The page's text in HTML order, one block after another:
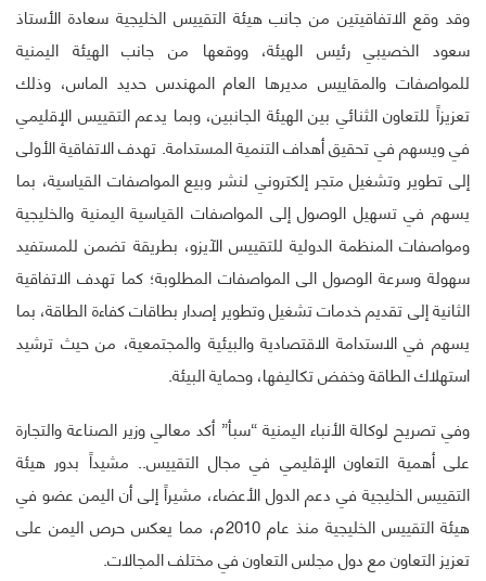
وقد وقع الاتفاقيتين من جانب هيئة التقييس الخليجية سعادة الأستاذ
سعود الخصيبي رئيس الهيئة، ووقعها من جانب الهيئة اليمنية
للمواصفات والمقاييس مديرها العام المهندس حديد الماس، وذلك
تعزيزاً للتعاون الثنائي بين الهيئة الجانبين، وبما يدعم التقييس الإقليمي
في ويسهم في تحقيق أهداف التنمية المستدامة. تهدف الاتفاقية الأولى
إلى تطوير وتشغيل متجر إلكتروني لنشر وبيع المواصفات القياسية، بما
يسهم في تسهيل الوصول إلى المواصفات القياسية اليمنية والخليجية
ومواصفات المنظمة الدولية للتقييس الآيزو، بطريقة تضمن للمستفيد
سهولة وسرعة الوصول الى المواصفات المطلوبة؛ كما تهدف الاتفاقية
الثانية إلى تقديم خدمات تشغيل وتطوير إصدار بطاقات كفاءة الطاقة، بما
يسهم في الاستدامة الاقتصادية والبيئية والمجتمعية، من حيث ترشيد
استهلاك الطاقة وخفض تكاليفها، وحماية البيئة.
وفي تصريح لوكالة الأنباء اليمنية “سبأ” أكد معالي وزير الصناعة والتجارة
على أهمية التعاون الإقليمي في مجال التقييس.. مشيداً بدور هيئة
التقييس الخليجية في دعم الدول الأعضاء، مشيراً إلى أن اليمن عضو في
هيئة التقييس الخليجية منذ عام 2010م، مما يعكس حرص اليمن على
تعزيز التعاون مع دول مجلس التعاون في مختلف المجالات.